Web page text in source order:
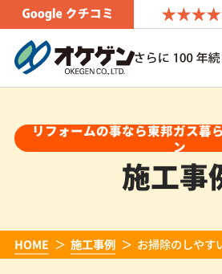
リフォームの事なら東邦ガス暮
ン
施工事
HOME 施工事例 お掃除のしや